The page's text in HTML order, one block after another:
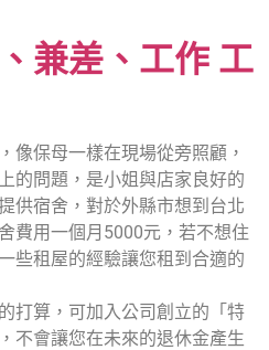
兼差、工作 工
像保母一樣在現場從旁照顧，
的問題，是小姐與店家良好的
供宿舍，對於外縣市想到台北
費用一個月5000元，若不想住
些租屋的經驗讓您租到合適的
打算，可加入公司創立的「特
不會讓您在未來的退休金產生